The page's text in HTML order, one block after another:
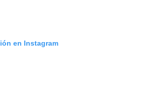
en Instagram